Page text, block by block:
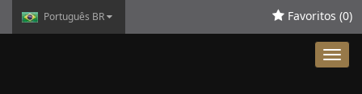
Português BR Favoritos (0)